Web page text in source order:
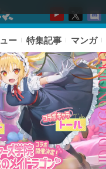
ー 特集記事 マンガ